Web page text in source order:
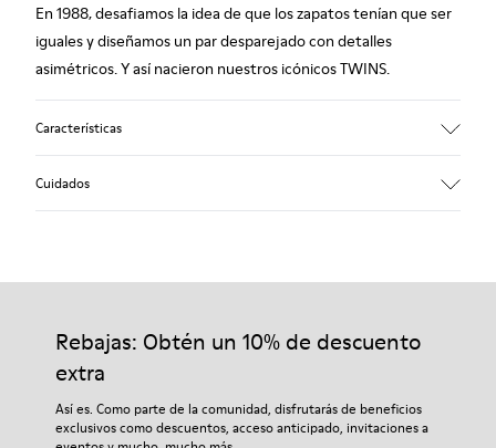
En 1988, desafiamos la idea de que los zapatos tenían que ser
iguales y diseñamos un par desparejado con detalles
asimétricos. Y así nacieron nuestros icónicos TWINS.
Características
Plantilla
Plantilla de PU
2,9 cm
Forro
Cuidados
Nuestros zapatos se han fabricado con materiales de primera
adecuados para el cuidado del calzado los protegerá y
garantizará que duren más tiempo.
Si deseas obtener información detallada sobre cómo cuidar de
tu par, visita nuestraGuía para el cuidado del calzado.
Rebajas: Obtén un 10% de descuento
extra
Así es. Como parte de la comunidad, disfrutarás de beneficios
exclusivos como descuentos, acceso anticipado, invitaciones a